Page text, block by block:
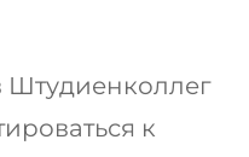
Штудиенколлег
к